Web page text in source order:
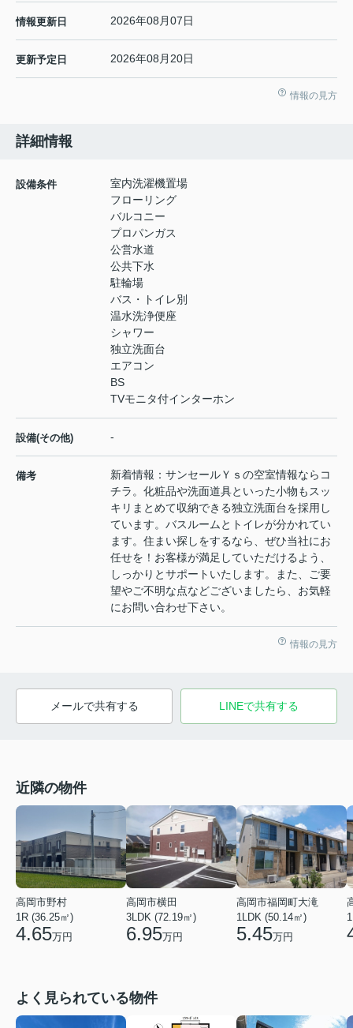
情報更新日 2026年08月07日
更新予定日 2026年08月20日
情報の見方
詳細情報
設備条件
室内洗濯機置場
フローリング
バルコニー
プロパンガス
公営水道
公共下水
駐輪場
バス・トイレ別
温水洗浄便座
シャワー
独立洗面台
エアコン
BS
TVモニタ付インターホン
設備(その他) -
備考
新着情報：サンセールＹｓの空室情報ならコ
チラ。化粧品や洗面道具といった小物もスッ
キリまとめて収納できる独立洗面台を採用し
ています。バスルームとトイレが分かれてい
ます。住まい探しをするなら、ぜひ当社にお
任せを！お客様が満足していただけるよう、
しっかりとサポートいたします。また、ご要
望やご不明な点などございましたら、お気軽
にお問い合わせ下さい。
情報の見方
メールで共有する LINEで共有する
近隣の物件
高岡市野村
1R (36.25㎡)
4.65万円
高岡市横田
3LDK (72.19㎡)
6.95万円
高岡市福岡町大滝
1LDK (50.14㎡)
5.45万円
よく見られている物件